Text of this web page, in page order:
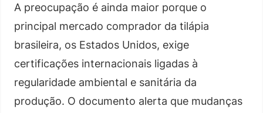
A preocupação é ainda maior porque o
principal mercado comprador da tilápia
brasileira, os Estados Unidos, exige
certificações internacionais ligadas à
regularidade ambiental e sanitária da
produção. O documento alerta que mudanças